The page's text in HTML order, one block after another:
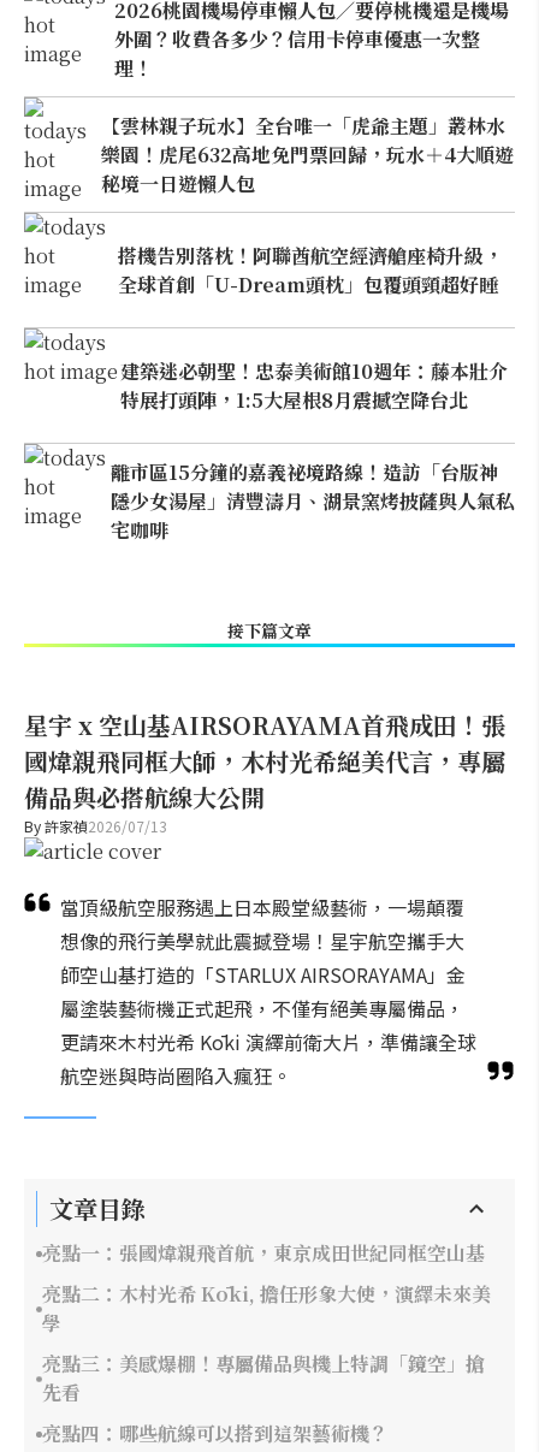
2026桃園機場停車懶人包／要停桃機還是機場
外圍？收費各多少？信用卡停車優惠一次整
理！
【雲林親子玩水】全台唯一「虎爺主題」叢林水
樂園！虎尾632高地免門票回歸，玩水＋4大順遊
秘境一日遊懶人包
搭機告別落枕！阿聯酋航空經濟艙座椅升級，
全球首創「U-Dream頭枕」包覆頭頸超好睡
建築迷必朝聖！忠泰美術館10週年：藤本壯介
特展打頭陣，1:5大屋根8月震撼空降台北
離市區15分鐘的嘉義祕境路線！造訪「台版神
隱少女湯屋」清豐濤月、湖景窯烤披薩與人氣私
宅咖啡
接下篇文章
星宇 x 空山基AIRSORAYAMA首飛成田！張
國煒親飛同框大師，木村光希絕美代言，專屬
備品與必搭航線大公開
By許家禎2026/07/13
當頂級航空服務遇上日本殿堂級藝術，一場顛覆
想像的飛行美學就此震撼登場！星宇航空攜手大
師空山基打造的「STARLUX AIRSORAYAMA」金
屬塗裝藝術機正式起飛，不僅有絕美專屬備品，
更請來木村光希 Kōki 演繹前衛大片，準備讓全球
航空迷與時尚圈陷入瘋狂。
文章目錄
亮點一：張國煒親飛首航，東京成田世紀同框空山基
亮點二：木村光希 Kōki, 擔任形象大使，演繹未來美
學
亮點三：美感爆棚！專屬備品與機上特調「鏡空」搶
先看
亮點四：哪些航線可以搭到這架藝術機？